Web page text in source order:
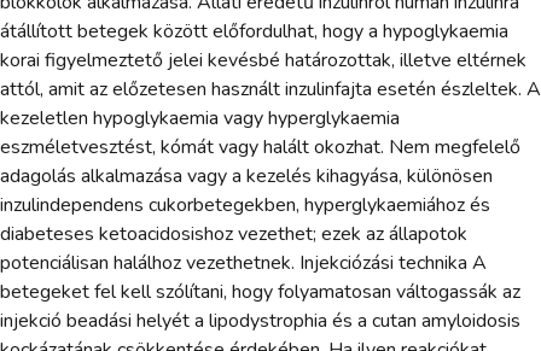
átállított betegek között előfordulhat, hogy a hypoglykaemia
korai figyelmeztető jelei kevésbé határozottak, illetve eltérnek
attól, amit az előzetesen használt inzulinfajta esetén észleltek. A
kezeletlen hypoglykaemia vagy hyperglykaemia
eszméletvesztést, kómát vagy halált okozhat. Nem megfelelő
adagolás alkalmazása vagy a kezelés kihagyása, különösen
inzulindependens cukorbetegekben, hyperglykaemiához és
diabeteses ketoacidosishoz vezethet; ezek az állapotok
potenciálisan halálhoz vezethetnek. Injekciózási technika A
betegeket fel kell szólítani, hogy folyamatosan váltogassák az
injekció beadási helyét a lipodystrophia és a cutan amyloidosis